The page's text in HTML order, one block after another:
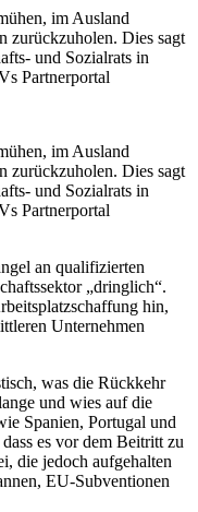
im Ausland
zurückzuholen. Dies sagt
und Sozialrats in
Partnerportal
im Ausland
zurückzuholen. Dies sagt
und Sozialrats in
Partnerportal
an qualifizierten
„dringlich“.
hin,
Unternehmen
was die Rückkehr
und wies auf die
Spanien, Portugal und
es vor dem Beitritt zu
die jedoch aufgehalten
EU-Subventionen